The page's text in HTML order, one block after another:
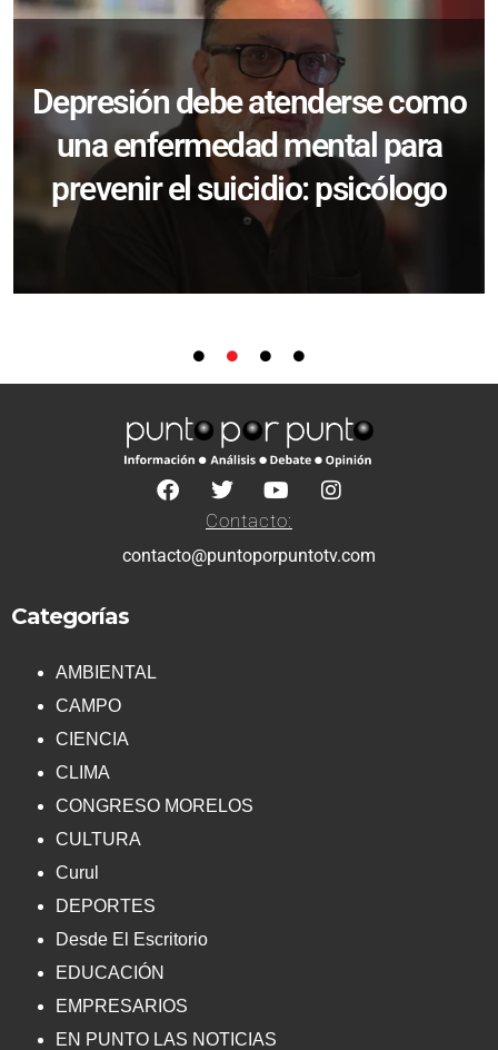
Depresión debe atenderse como
una enfermedad mental para
prevenir el suicidio: psicólogo
Contacto:
contacto@puntoporpuntotv.com
Categorías
AMBIENTAL
CAMPO
CIENCIA
CLIMA
CONGRESO MORELOS
CULTURA
Curul
DEPORTES
Desde El Escritorio
EDUCACIÓN
EMPRESARIOS
EN PUNTO LAS NOTICIAS